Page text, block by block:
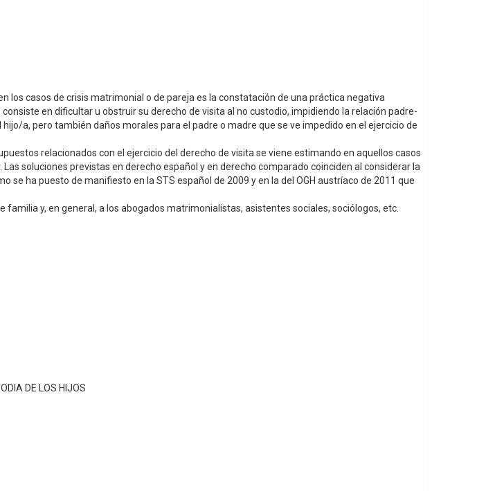
los casos de crisis matrimonial o de pareja es la constatación de una práctica negativa
en dificultar u obstruir su derecho de visita al no custodio, impidiendo la relación padre-
a, pero también daños morales para el padre o madre que se ve impedido en el ejercicio de
relacionados con el ejercicio del derecho de visita se viene estimando en aquellos casos
soluciones previstas en derecho español y en derecho comparado coinciden al considerar la
se ha puesto de manifiesto en la STS español de 2009 y en la del OGH austríaco de 2011 que
y, en general, a los abogados matrimonialistas, asistentes sociales, sociólogos, etc.
DE LOS HIJOS